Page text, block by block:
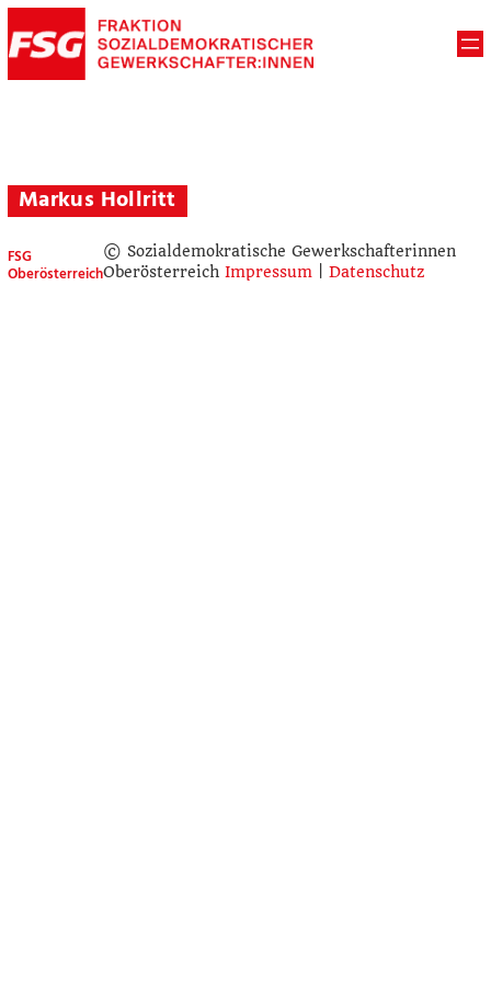
Markus Hollritt
FSG
Oberösterreich
© Sozialdemokratische Gewerkschafterinnen
Oberösterreich Impressum| Datenschutz